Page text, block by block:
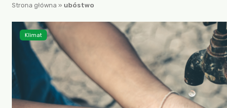
Strona główna » ubóstwo
Klimat